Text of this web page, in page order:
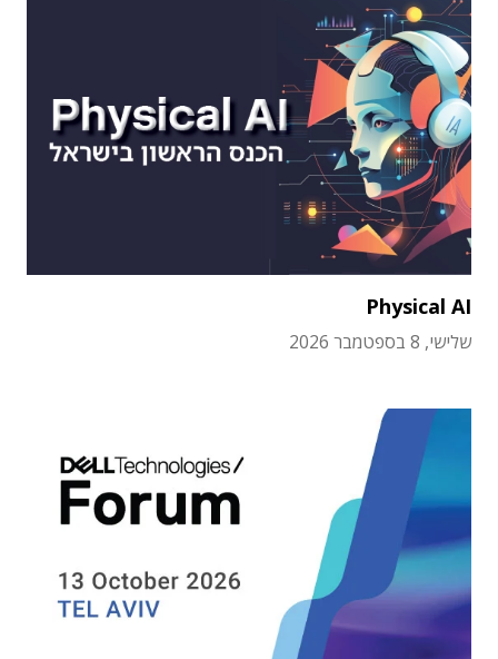
Physical AI
שלישי, 8 בספטמבר 2026